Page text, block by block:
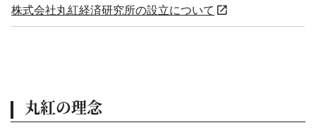
株式会社丸紅経済研究所の設立について
丸紅の理念